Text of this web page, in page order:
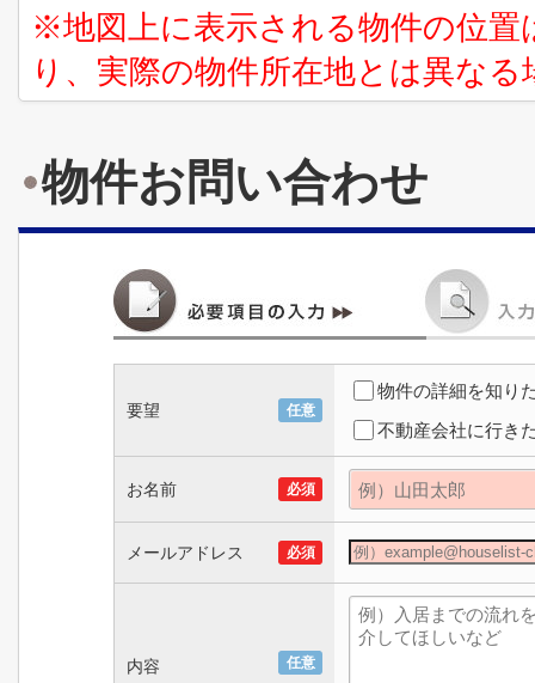
※地図上に表示される物件の位
り、実際の物件所在地とは異な
物件お問い合わせ
要望 任意
物件の詳細を知り
不動産会社に行き
お名前 必須
メールアドレス 必須
内容 任意